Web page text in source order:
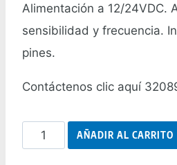
Alimentación a 12/24VDC.
sensibilidad y frecuencia.
pines.
Contáctenos clic aquí
Loop
Detector
AÑADIR AL CARRITO